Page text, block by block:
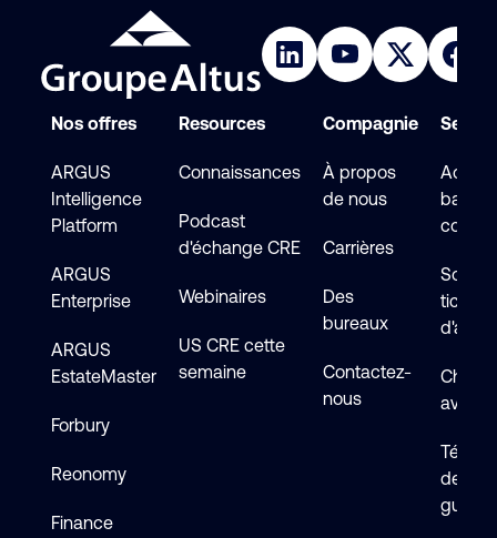
Nos offres
ARGUS
Intelligence
Platform
ARGUS
Enterprise
ARGUS
EstateMaster
Forbury
Reonomy
Finance
Resources
Connaissances
Podcast
d'échange CRE
Webinaires
US CRE cette
semaine
Compagnie
À propos
de nous
Carrières
Des
bureaux
Contactez-
nous
base
ticket
Chat
avec
de
guides